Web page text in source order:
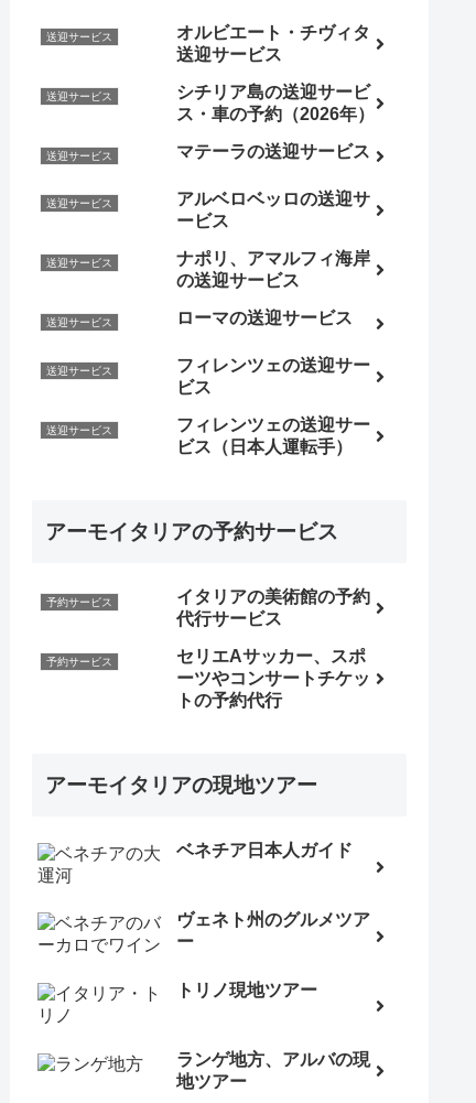
送迎サービス
オルビエート・チヴィタ
送迎サービス
送迎サービス
シチリア島の送迎サービ
ス・車の予約（2026年）
送迎サービス マテーラの送迎サービス
送迎サービス
アルベロベッロの送迎サ
ービス
送迎サービス
ナポリ、アマルフィ海岸
の送迎サービス
送迎サービス ローマの送迎サービス
送迎サービス
フィレンツェの送迎サー
ビス
送迎サービス
フィレンツェの送迎サー
ビス（日本人運転手）
アーモイタリアの予約サービス
予約サービス
イタリアの美術館の予約
代行サービス
予約サービス
セリエAサッカー、スポ
ーツやコンサートチケッ
トの予約代行
アーモイタリアの現地ツアー
ベネチア日本人ガイド
ヴェネト州のグルメツア
ー
トリノ現地ツアー
ランゲ地方、アルバの現
地ツアー